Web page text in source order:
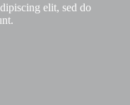
elit, sed do